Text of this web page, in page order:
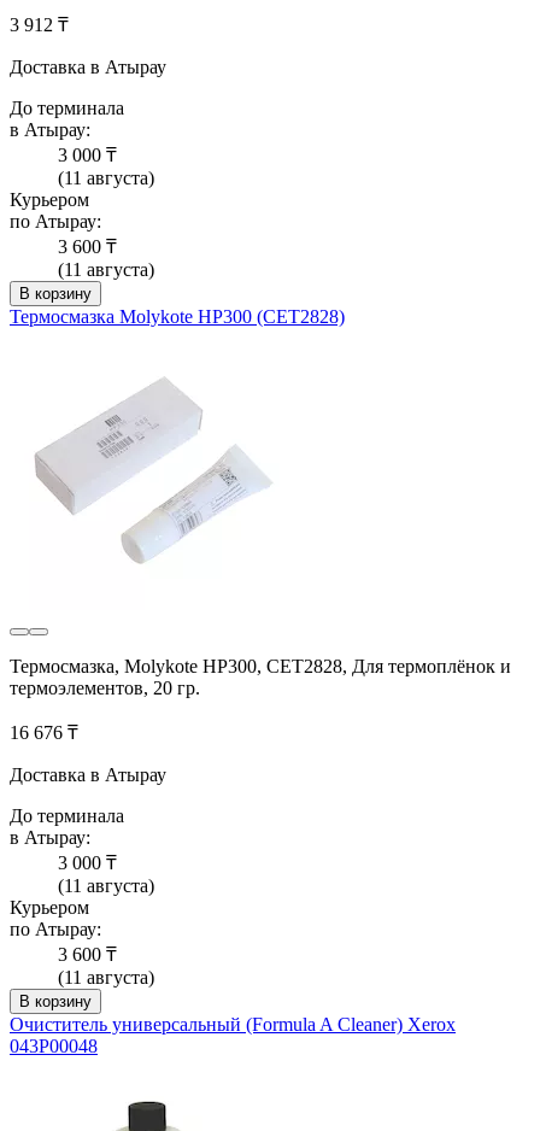
3 912 ₸
Доставка в Атырау
До терминала
в Атырау:
3 000 ₸
(11 августа)
Курьером
по Атырау:
3 600 ₸
(11 августа)
В корзину
Термосмазка Molykote HP300 (CET2828)
Термосмазка, Molykote HP300, CET2828, Для термоплёнок и
термоэлементов, 20 гр.
16 676 ₸
Доставка в Атырау
До терминала
в Атырау:
3 000 ₸
(11 августа)
Курьером
по Атырау:
3 600 ₸
(11 августа)
В корзину
Очиститель универсальный (Formula A Cleaner) Xerox
043P00048